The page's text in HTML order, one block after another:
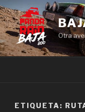
Saltar
al
contenido
Otra
ETIQUETA: